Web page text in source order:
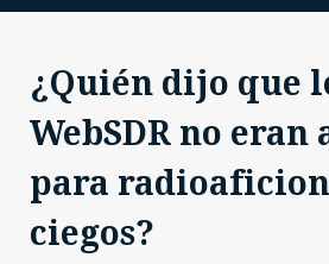
¿Quién dijo que
WebSDR no eran
para
ciegos?